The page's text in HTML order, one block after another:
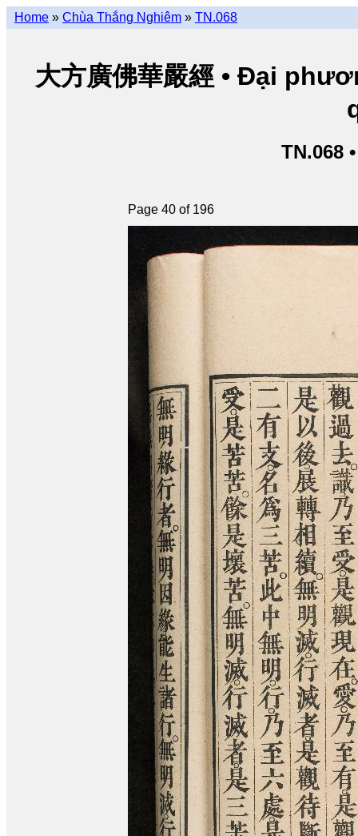
Home » Chùa Thắng Nghiêm » TN.068
大方廣佛華嚴經 • Đại
TN.068
Page 40 of 196